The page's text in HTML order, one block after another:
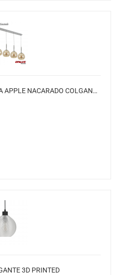
[OP-6022-15AMB4] LÁMPARA APPLE NACARADO COLGANTE DE VIDRIO NACARADO CON INTERIOR BLANCO “OPALUX”
3D PRINTED